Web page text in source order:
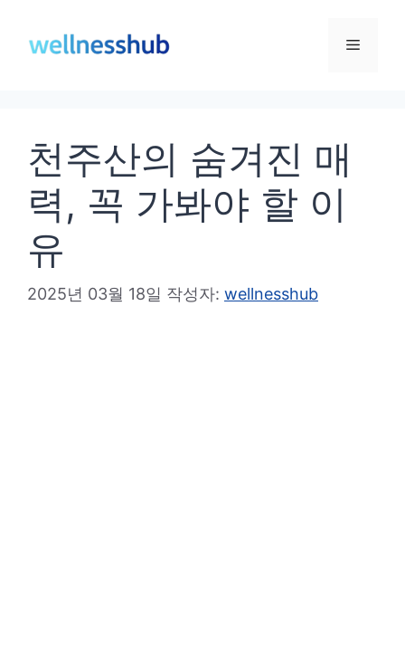
메
천주산의 숨겨진 매
력, 꼭 가봐야 할 이
유
2025년 03월 18일 작성자: wellnesshub